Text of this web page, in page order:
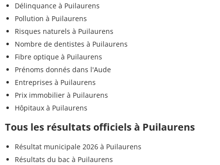
Délinquance à Puilaurens
Pollution à Puilaurens
Risques naturels à Puilaurens
Nombre de dentistes à Puilaurens
Fibre optique à Puilaurens
Prénoms donnés dans l'Aude
Entreprises à Puilaurens
Prix immobilier à Puilaurens
Hôpitaux à Puilaurens
Tous les résultats officiels à Puilaurens
Résultat municipale 2026 à Puilaurens
Résultats du bac à Puilaurens